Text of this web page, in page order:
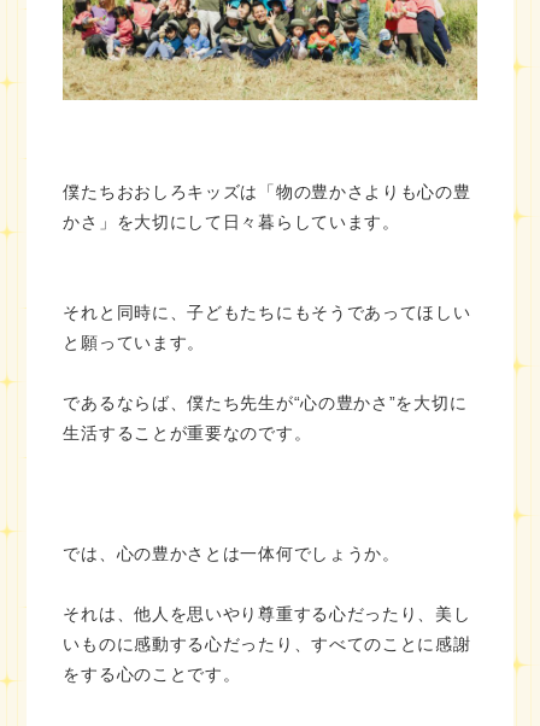
僕たちおおしろキッズは「物の豊かさよりも心の豊
かさ」を大切にして日々暮らしています。
それと同時に、子どもたちにもそうであってほしい
と願っています。
であるならば、僕たち先生が“心の豊かさ”を大切に
生活することが重要なのです。
では、心の豊かさとは一体何でしょうか。
それは、他人を思いやり尊重する心だったり、美し
いものに感動する心だったり、すべてのことに感謝
をする心のことです。